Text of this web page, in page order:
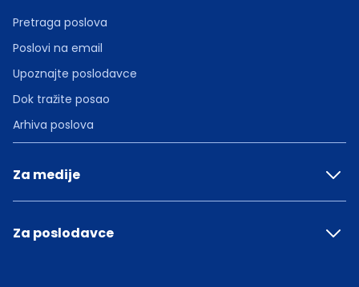
Pretraga poslova
Poslovi na email
Upoznajte poslodavce
Dok tražite posao
Arhiva poslova
Za medije
Za poslodavce